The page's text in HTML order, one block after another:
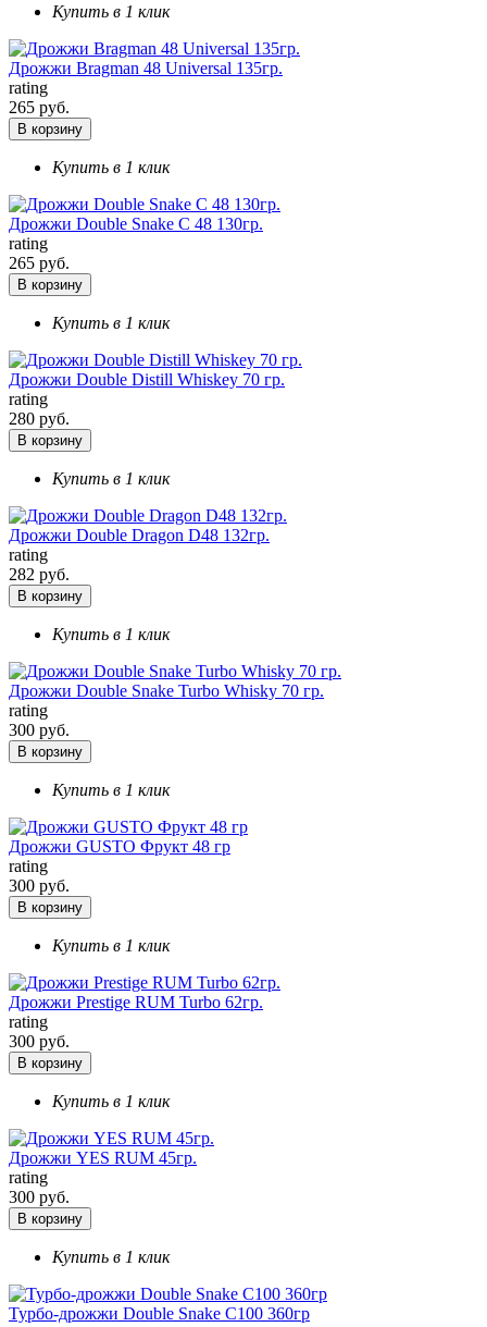
Купить в 1 клик
Дрожжи Bragman 48 Universal 135гр.
rating
265 руб.
В корзину
Купить в 1 клик
Дрожжи Double Snake С 48 130гр.
rating
265 руб.
В корзину
Купить в 1 клик
Дрожжи Double Distill Whiskey 70 гр.
rating
280 руб.
В корзину
Купить в 1 клик
Дрожжи Double Dragon D48 132гр.
rating
282 руб.
В корзину
Купить в 1 клик
Дрожжи Double Snake Turbo Whisky 70 гр.
rating
300 руб.
В корзину
Купить в 1 клик
Дрожжи GUSTO Фрукт 48 гр
rating
300 руб.
В корзину
Купить в 1 клик
Дрожжи Prestige RUM Turbo 62гр.
rating
300 руб.
В корзину
Купить в 1 клик
Дрожжи YES RUM 45гр.
rating
300 руб.
В корзину
Купить в 1 клик
Турбо-дрожжи Double Snake C100 360гр